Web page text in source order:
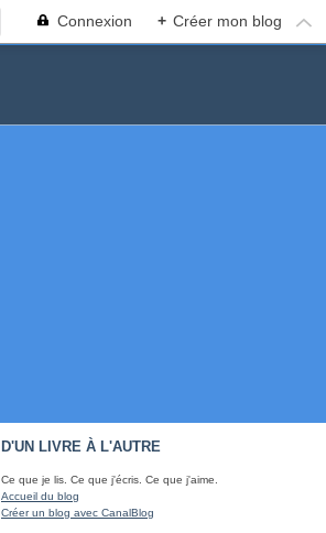
Connexion + Créer mon blog
D'UN LIVRE À L'AUTRE
Ce que je lis. Ce que j'écris. Ce que j'aime.
Accueil du blog
Créer un blog avec CanalBlog